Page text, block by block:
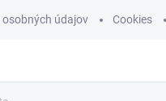
údajov Cookies